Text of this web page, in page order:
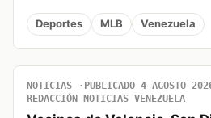
Deportes MLB Venezuela
NOTICIAS PUBLICADO 4 AGOSTO
REDACCIÓN NOTICIAS VENEZUELA